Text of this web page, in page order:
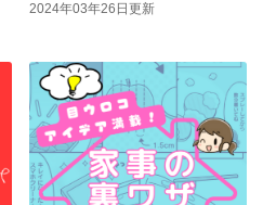
2024年03年26日更新